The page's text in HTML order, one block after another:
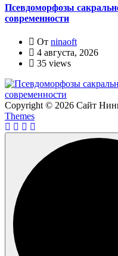
Псевдоморфозы
современности
От ninaoft
4 августа, 2026
35 views
Copyright © 2026 Сайт
Themes